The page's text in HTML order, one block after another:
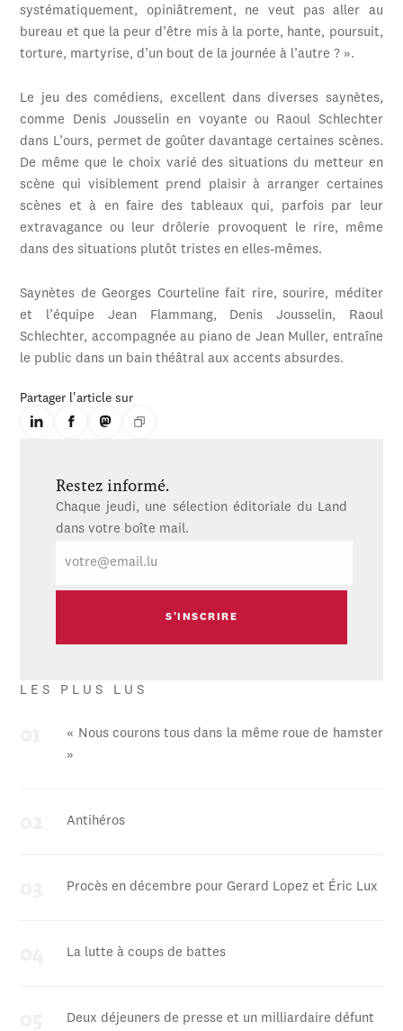
systématiquement, opiniâtrement, ne veut pas aller au
bureau et que la peur d’être mis à la porte, hante, poursuit,
torture, martyrise, d’un bout de la journée à l’autre ? ».
Le jeu des comédiens, excellent dans diverses saynètes,
comme Denis Jousselin en voyante ou Raoul Schlechter
dans L’ours, permet de goûter davantage certaines scènes.
De même que le choix varié des situations du metteur en
scène qui visiblement prend plaisir à arranger certaines
scènes et à en faire des tableaux qui, parfois par leur
extravagance ou leur drôlerie provoquent le rire, même
dans des situations plutôt tristes en elles-mêmes.
Saynètes de Georges Courteline fait rire, sourire, méditer
et l’équipe Jean Flammang, Denis Jousselin, Raoul
Schlechter, accompagnée au piano de Jean Muller, entraîne
le public dans un bain théâtral aux accents absurdes.
Partager l'article sur
Restez informé.
Chaque jeudi, une sélection éditoriale du Land
dans votre boîte mail.
mail
LES PLUS LUS
« Nous courons tous dans la même roue de hamster
»
Antihéros
Procès en décembre pour Gerard Lopez et Éric Lux
La lutte à coups de battes
Deux déjeuners de presse et un milliardaire défunt